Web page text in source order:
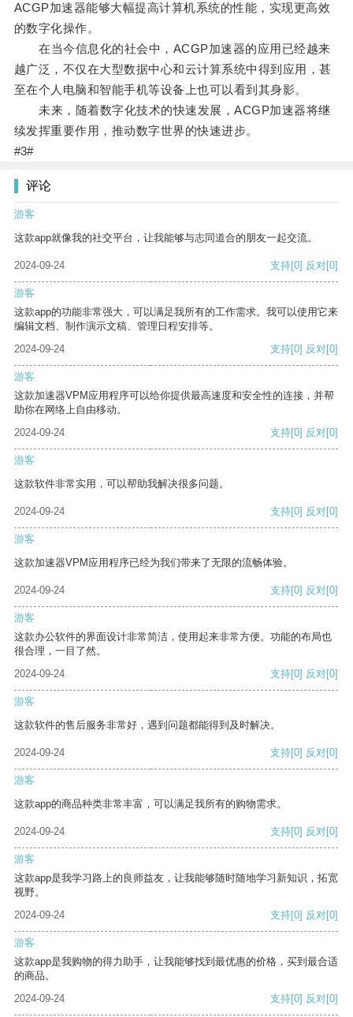
ACGP加速器能够大幅提高计算机系统的性能，实现更高效
的数字化操作。
在当今信息化的社会中，ACGP加速器的应用已经越来
越广泛，不仅在大型数据中心和云计算系统中得到应用，甚
至在个人电脑和智能手机等设备上也可以看到其身影。
未来，随着数字化技术的快速发展，ACGP加速器将继
续发挥重要作用，推动数字世界的快速进步。
#3#
评论
游客
这款app就像我的社交平台，让我能够与志同道合的朋友一起交流。
2024-09-24 支持[0] 反对[0]
游客
这款app的功能非常强大，可以满足我所有的工作需求。我可以使用它来
编辑文档、制作演示文稿、管理日程安排等。
2024-09-24
支持[0] 反对[0]
游客
这款加速器VPM应用程序可以给你提供最高速度和安全性的连接，并帮
助你在网络上自由移动。
2024-09-24
支持[0] 反对[0]
游客
这款软件非常实用，可以帮助我解决很多问题。
2024-09-24 支持[0] 反对[0]
游客
这款加速器VPM应用程序已经为我们带来了无限的流畅体验。
2024-09-24 支持[0] 反对[0]
游客
这款办公软件的界面设计非常简洁，使用起来非常方便。功能的布局也
很合理，一目了然。
2024-09-24
支持[0] 反对[0]
游客
这款软件的售后服务非常好，遇到问题都能得到及时解决。
2024-09-24 支持[0] 反对[0]
游客
这款app的商品种类非常丰富，可以满足我所有的购物需求。
2024-09-24 支持[0] 反对[0]
游客
这款app是我学习路上的良师益友，让我能够随时随地学习新知识，拓宽
视野。
2024-09-24
支持[0] 反对[0]
游客
这款app是我购物的得力助手，让我能够找到最优惠的价格，买到最合适
的商品。
2024-09-24
支持[0] 反对[0]